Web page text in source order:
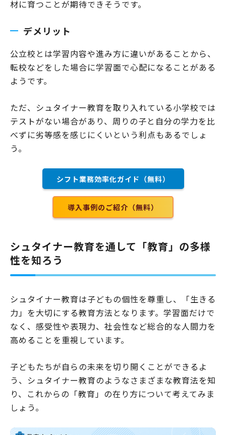
材に育つことが期待できそうです。
デメリット
公立校とは学習内容や進み方に違いがあることから、
転校などをした場合に学習面で心配になることがある
ようです。
ただ、シュタイナー教育を取り入れている小学校では
テストがない場合があり、周りの子と自分の学力を比
べずに劣等感を感じにくいという利点もあるでしょ
う。
シフト業務効率化ガイド（無料）
導入事例のご紹介（無料）
シュタイナー教育を通して「教育」の多様
性を知ろう
シュタイナー教育は子どもの個性を尊重し、「生きる
力」を大切にする教育方法となります。学習面だけで
なく、感受性や表現力、社会性など総合的な人間力を
高めることを重視しています。
子どもたちが自らの未来を切り開くことができるよ
う、シュタイナー教育のようなさまざまな教育法を知
り、これからの「教育」の在り方について考えてみま
しょう。